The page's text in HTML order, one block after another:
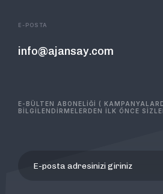
E-POSTA
info@ajansay.com
E-BÜLTEN ABONELİĞİ (
BİLGİLENDİRMELERDEN İLK ÖNCE